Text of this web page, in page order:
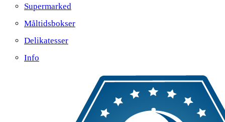
Supermarked
Måltidsbokser
Delikatesser
Info